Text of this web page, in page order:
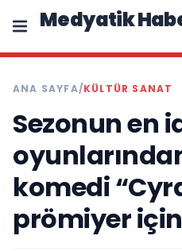
Medyatik
ANA SAYFA/KÜLTÜR SANAT
Sezonun en
komedi
prömiyer